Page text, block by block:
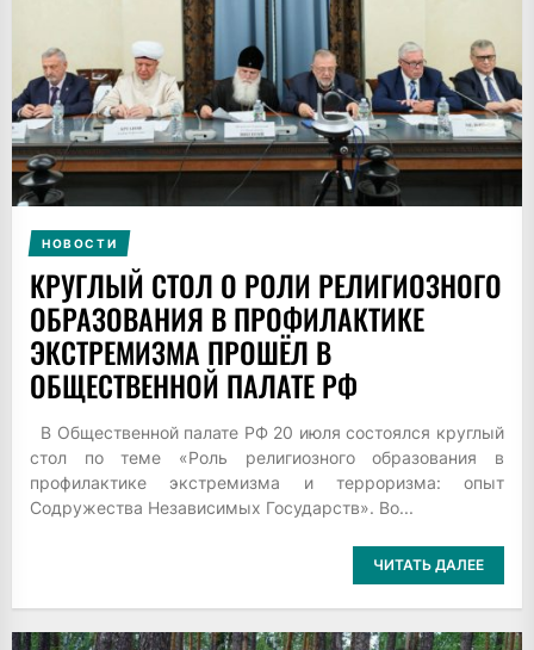
НОВОСТИ
КРУГЛЫЙ СТОЛ О РОЛИ РЕЛИГИОЗНОГО
ОБРАЗОВАНИЯ В ПРОФИЛАКТИКЕ
ЭКСТРЕМИЗМА ПРОШЁЛ В
ОБЩЕСТВЕННОЙ ПАЛАТЕ РФ
В Общественной палате РФ 20 июля состоялся круглый
стол по теме «Роль религиозного образования в
профилактике экстремизма и терроризма: опыт
Содружества Независимых Государств». Во...
ЧИТАТЬ ДАЛЕЕ